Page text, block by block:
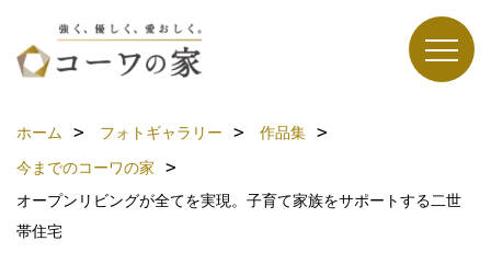
ホーム フォトギャラリー
作品集
今までのコーワの家
オープンリビングが全てを実現。子育て家族をサポートする二世
帯住宅